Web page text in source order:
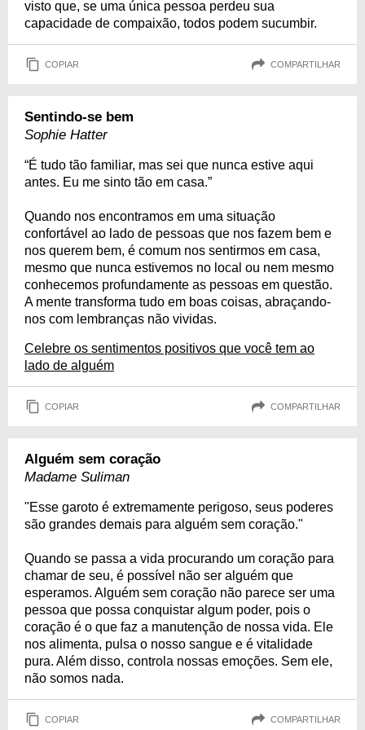
visto que, se uma única pessoa perdeu sua
capacidade de compaixão, todos podem sucumbir.
COPIAR COMPARTILHAR
Sentindo-se bem
Sophie Hatter
“É tudo tão familiar, mas sei que nunca estive aqui
antes. Eu me sinto tão em casa.”
Quando nos encontramos em uma situação
confortável ao lado de pessoas que nos fazem bem e
nos querem bem, é comum nos sentirmos em casa,
mesmo que nunca estivemos no local ou nem mesmo
conhecemos profundamente as pessoas em questão.
A mente transforma tudo em boas coisas, abraçando-
nos com lembranças não vividas.
Celebre os sentimentos positivos que você tem ao
lado de alguém
COPIAR COMPARTILHAR
Alguém sem coração
Madame Suliman
"Esse garoto é extremamente perigoso, seus poderes
são grandes demais para alguém sem coração."
Quando se passa a vida procurando um coração para
chamar de seu, é possível não ser alguém que
esperamos. Alguém sem coração não parece ser uma
pessoa que possa conquistar algum poder, pois o
coração é o que faz a manutenção de nossa vida. Ele
nos alimenta, pulsa o nosso sangue e é vitalidade
pura. Além disso, controla nossas emoções. Sem ele,
não somos nada.
COPIAR COMPARTILHAR